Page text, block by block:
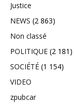
Justice
NEWS (2 863)
Non classé
POLITIQUE (2 181)
SOCIÉTÉ (1 154)
VIDEO
zpubcar